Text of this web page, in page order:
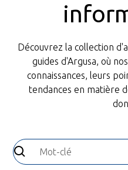
Découvrez la collection
guides d'Argusa, où
connaissances, leurs
tendances en matière